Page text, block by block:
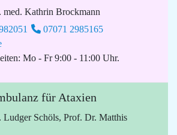
med. Kathrin Brockmann
07071 2985165
Mo - Fr 9:00 - 11:00 Uhr.
für Ataxien
Ludger Schöls, Prof. Dr. Matthis